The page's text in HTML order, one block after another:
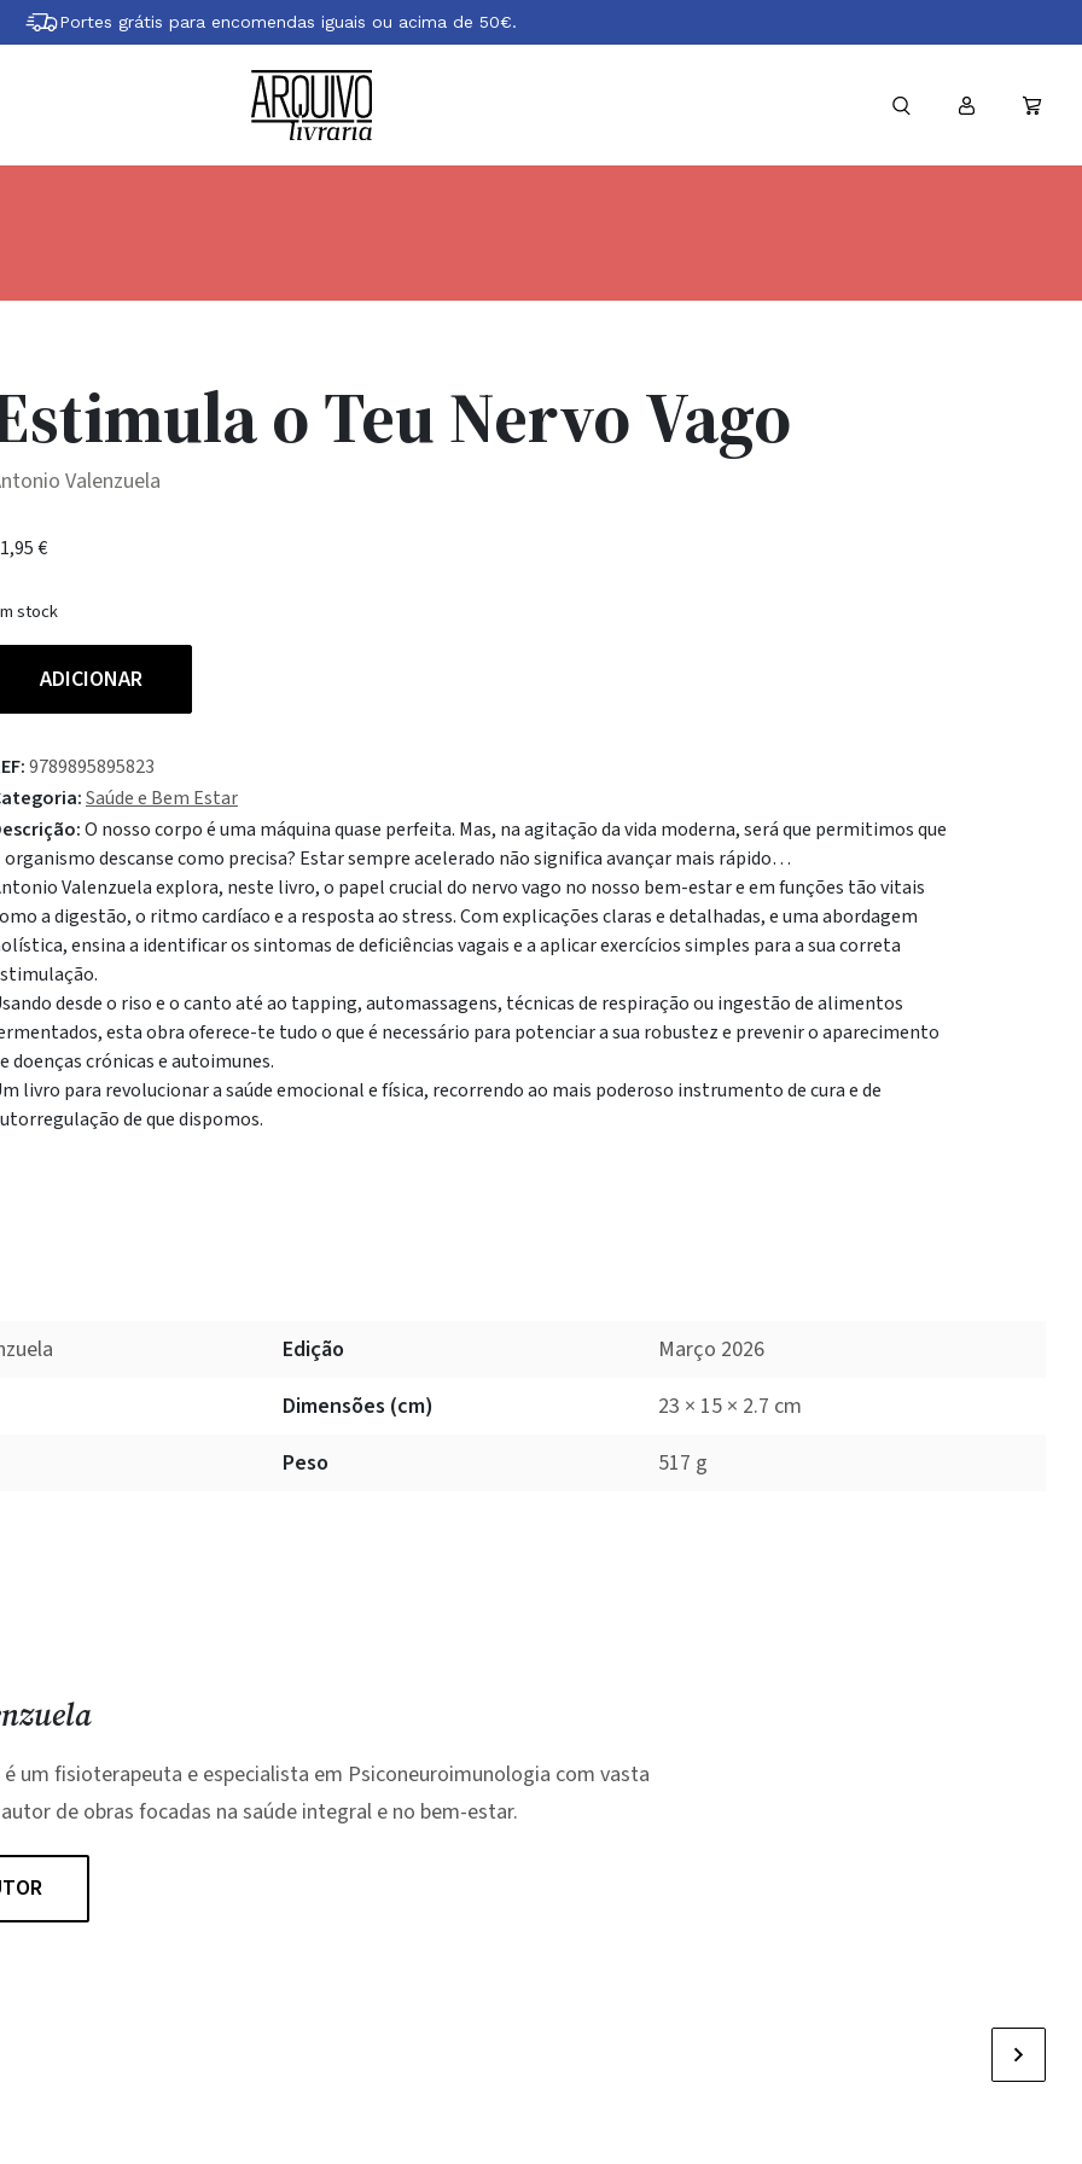
Portes grátis para encomendas iguais ou acima de 50€.
o Teu Nervo Vago
Valenzuela
€
stock
ADICIONAR
9789895895823
Saúde e Bem Estar
O nosso corpo é uma máquina quase perfeita. Mas, na agitação da vida moderna, será que permitimos que
organismo descanse como precisa? Estar sempre acelerado não significa avançar mais rápido…
Valenzuela explora, neste livro, o papel crucial do nervo vago no nosso bem-estar e em funções tão vitais
a digestão, o ritmo cardíaco e a resposta ao stress. Com explicações claras e detalhadas, e uma abordagem
ensina a identificar os sintomas de deficiências vagais e a aplicar exercícios simples para a sua correta
desde o riso e o canto até ao tapping, automassagens, técnicas de respiração ou ingestão de alimentos
esta obra oferece-te tudo o que é necessário para potenciar a sua robustez e prevenir o aparecimento
doenças crónicas e autoimunes.
livro para revolucionar a saúde emocional e física, recorrendo ao mais poderoso instrumento de cura e de
de que dispomos.
Edição
Março 2026
Dimensões (cm)
23 × 15 × 2.7 cm
Peso
517 g
é um fisioterapeuta e especialista em Psiconeuroimunologia com vasta
de obras focadas na saúde integral e no bem-estar.